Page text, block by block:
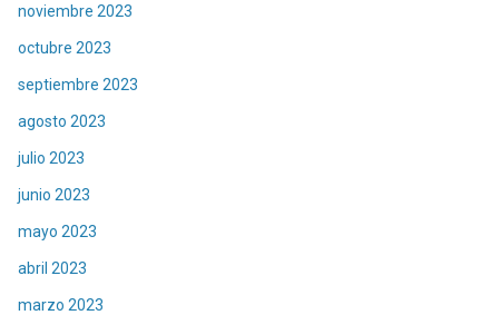
noviembre 2023
octubre 2023
septiembre 2023
agosto 2023
julio 2023
junio 2023
mayo 2023
abril 2023
marzo 2023